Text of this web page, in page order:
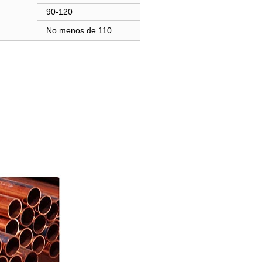
90-120
No menos de 110